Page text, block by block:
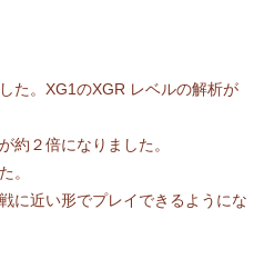
た。XG1のXGR レベルの解析が
約２倍になりました。
。
に近い形でプレイできるようにな